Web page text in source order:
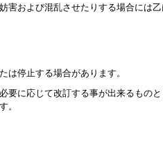
害および混乱させたりする場合には
は停止する場合があります。
要に応じて改訂する事が出来るもの
。